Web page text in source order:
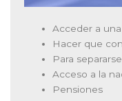
Acceder a
Hacer que
Para
Acceso a la
Pensiones